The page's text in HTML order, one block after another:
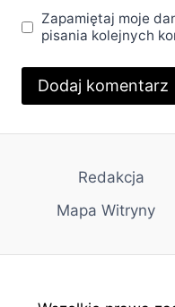
Zapamiętaj moje
pisania kolejnych
Redakcja
Mapa Witryny